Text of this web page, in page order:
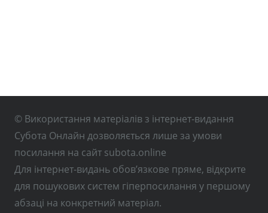
© Використання матеріалів з інтернет-видання
Субота Онлайн дозволяється лише за умови
посилання на сайт subota.online
Для інтернет-видань обов’язкове пряме, відкрите
для пошукових систем гіперпосилання у першому
абзаці на конкретний матеріал.